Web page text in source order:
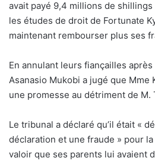
avait payé 9,4 millions de
les études de droit de Fortunate
maintenant rembourser plus ses
En annulant leurs fiançailles
Asanasio Mukobi a jugé que Mme
une promesse au détriment de M.
Le tribunal a déclaré qu’il était «
déclaration et une fraude » pour
valoir que ses parents lui avaient